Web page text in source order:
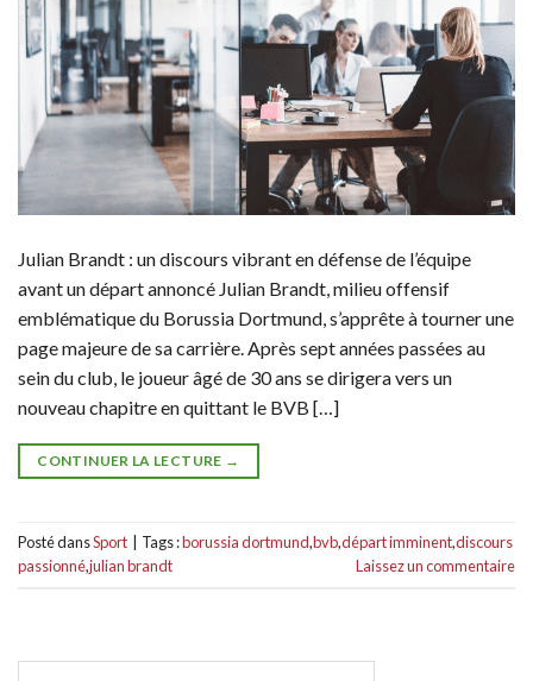
Julian Brandt : un discours vibrant en défense de l’équipe
avant un départ annoncé Julian Brandt, milieu offensif
emblématique du Borussia Dortmund, s’apprête à tourner une
page majeure de sa carrière. Après sept années passées au
sein du club, le joueur âgé de 30 ans se dirigera vers un
nouveau chapitre en quittant le BVB […]
CONTINUER LA LECTURE →
Posté dansSport Tags :borussia dortmund,bvb,départ imminent,discours
passionné,julian brandt Laissez un commentaire